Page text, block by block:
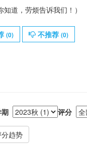
知道，劳烦告诉我们！）
(0) 不推荐 (0)
评分
趋势